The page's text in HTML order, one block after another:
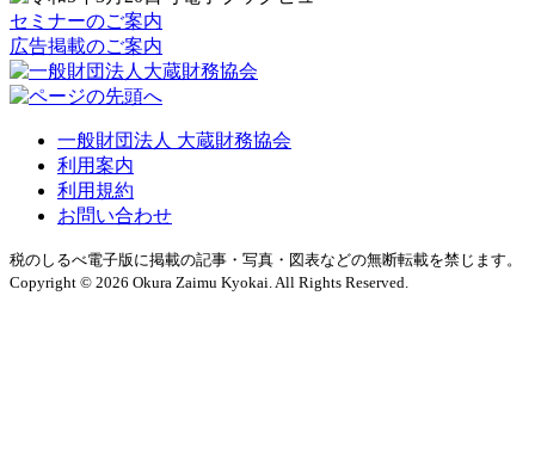
セミナーのご案内
広告掲載のご案内
一般財団法人 大蔵財務協会
利用案内
利用規約
お問い合わせ
税のしるべ電子版に掲載の記事・写真・図表などの無断転載を禁じます。
Copyright © 2026 Okura Zaimu Kyokai. All Rights Reserved.